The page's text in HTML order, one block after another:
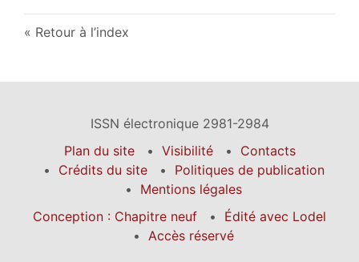
Retour à l’index
ISSN électronique 2981-2984
Plan du site
Visibilité
Contacts
Crédits du site
Politiques de publication
Mentions légales
Conception : Chapitre neuf
Édité avec Lodel
Accès réservé